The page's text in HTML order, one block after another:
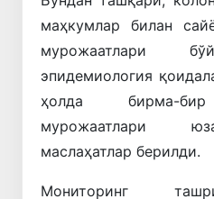
маҳкумлар билан
мурожаатлари
эпидемиология
ҳолда бирма-
мурожаатлари
маслаҳатлар берилди.
Мониторинг